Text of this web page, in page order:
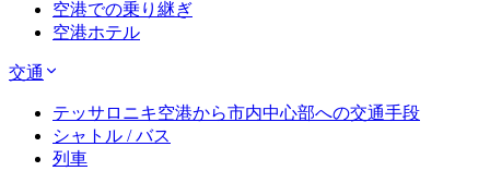
空港での乗り継ぎ
空港ホテル
交通
テッサロニキ空港から市内中心部への交通手段
シャトル / バス
列車